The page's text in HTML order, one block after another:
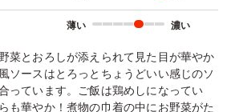
薄い 濃い
菜とおろしが添えられて見た目が華やか
ソースはとろっとちょうどいい感じのソ
っています。ご飯は鶏めしになってい
も華やか！煮物の巾着の中にお野菜がた